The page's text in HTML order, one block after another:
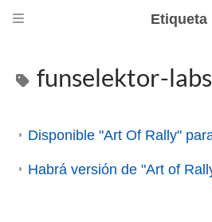
Etiqueta
funselektor-labs